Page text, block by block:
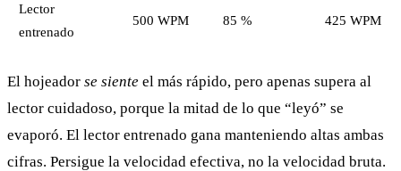
Lector
entrenado
500 WPM 85 % 425 WPM
El hojeador se siente el más rápido, pero apenas supera al
lector cuidadoso, porque la mitad de lo que “leyó” se
evaporó. El lector entrenado gana manteniendo altas ambas
cifras. Persigue la velocidad efectiva, no la velocidad bruta.